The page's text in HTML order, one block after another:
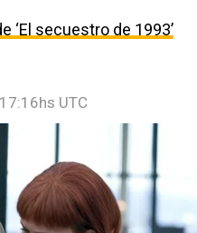
‘El secuestro de 1993’
UTC